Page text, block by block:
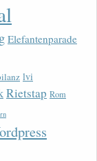
Elefantenparade
lvi
Rietstap Rom